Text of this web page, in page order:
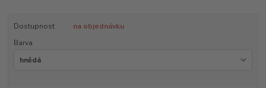
Dostupnost
na objednávku
Barva